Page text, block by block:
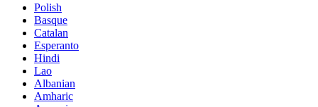
Polish
Basque
Catalan
Esperanto
Hindi
Lao
Albanian
Amharic